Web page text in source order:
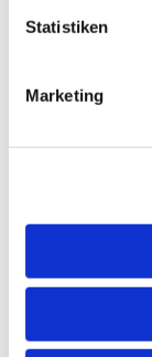
Statistiken
Marketing